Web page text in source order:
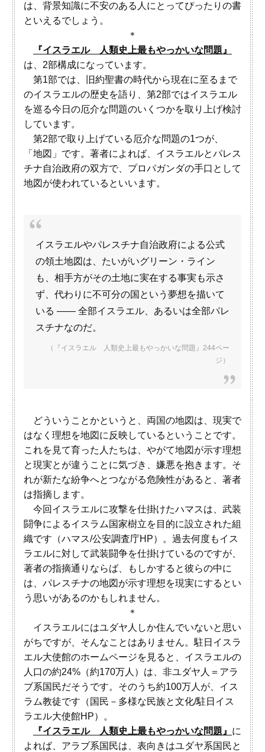
は、背景知識に不安のある人にとってぴったりの書
といえるでしょう。
＊
『イスラエル 人類史上最もやっかいな問題』
は、2部構成になっています。
第1部では、旧約聖書の時代から現在に至るまで
のイスラエルの歴史を語り、第2部ではイスラエル
を巡る今日の厄介な問題のいくつかを取り上げ検討
しています。
第2部で取り上げている厄介な問題の1つが、
「地図」です。著者によれば、イスラエルとパレス
チナ自治政府の双方で、プロパガンダの手口として
地図が使われているといいます。
イスラエルやパレスチナ自治政府による公式
の領土地図は、たいがいグリーン・ライン
も、相手方がその土地に実在する事実も示さ
ず、代わりに不可分の国という夢想を描いて
いる ―― 全部イスラエル、あるいは全部パレ
スチナなのだ。
（『イスラエル 人類史上最もやっかいな問題』244ペー
ジ）
どういうことかというと、両国の地図は、現実で
はなく理想を地図に反映しているということです。
これを見て育った人たちは、やがて地図が示す理想
と現実とが違うことに気づき、嫌悪を抱きます。そ
れが新たな紛争へとつながる危険性があると、著者
は指摘します。
今回イスラエルに攻撃を仕掛けたハマスは、武装
闘争によるイスラム国家樹立を目的に設立された組
織です（ハマス/公安調査庁HP）。過去何度もイス
ラエルに対して武装闘争を仕掛けているのですが、
著者の指摘通りならば、もしかすると彼らの中に
は、パレスチナの地図が示す理想を現実にするとい
う思いがあるのかもしれません。
＊
イスラエルにはユダヤ人しか住んでいないと思い
がちですが、そんなことはありません。駐日イスラ
エル大使館のホームページを見ると、イスラエルの
人口の約24%（約170万人）は、非ユダヤ人＝アラ
ブ系国民だそうです。そのうち約100万人が、イス
ラム教徒です（国民－多様な民族と文化/駐日イス
ラエル大使館HP）。
『イスラエル 人類史上最もやっかいな問題』 に
よれば、アラブ系国民は、表向きはユダヤ系国民と